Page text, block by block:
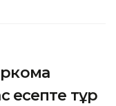
есепте тұр